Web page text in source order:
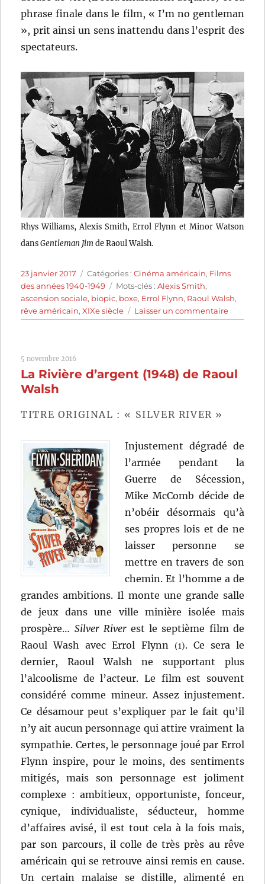
phrase finale dans le film, « I’m no gentleman
», prit ainsi un sens inattendu dans l’esprit des
spectateurs.
Rhys Williams, Alexis Smith, Errol Flynn et Minor Watson
dansGentleman Jim de Raoul Walsh.
Publié
le
23 janvier 2017 Catégories
Catégories :Cinéma américain, Films
des années 1940-1949
Étiquettes
Mots-clés :Alexis Smith,
ascension sociale, biopic, boxe, Errol Flynn, Raoul Walsh,
rêve américain,XIXe siècle Laisser un commentairesur
Raoul
5 novembre 2016
La Rivière d’argent (1948) de Raoul
Walsh
TITRE ORIGINAL : « SILVER RIVER »
Injustement dégradé de
l’armée pendant la
Guerre de Sécession,
Mike McComb décide de
n’obéir désormais qu’à
ses propres lois et de ne
laisser personne se
mettre en travers de son
chemin. Et l’homme a de
grandes ambitions. Il monte une grande salle
de jeux dans une ville minière isolée mais
prospère… Silver Riverest le septième film de
Raoul Wash avec Errol Flynn
(1). Ce sera le
dernier, Raoul Walsh ne supportant plus
l’alcoolisme de l’acteur. Le film est souvent
considéré comme mineur. Assez injustement.
Ce désamour peut s’expliquer par le fait qu’il
n’y ait aucun personnage qui attire vraiment la
sympathie. Certes, le personnage joué par Errol
Flynn inspire, pour le moins, des sentiments
mitigés, mais son personnage est joliment
complexe : ambitieux, opportuniste, fonceur,
cynique, individualiste, séducteur, homme
d’affaires avisé, il est tout cela à la fois mais,
par son parcours, il colle de très près au rêve
américain qui se retrouve ainsi remis en cause.
Un certain malaise se distille, alimenté en